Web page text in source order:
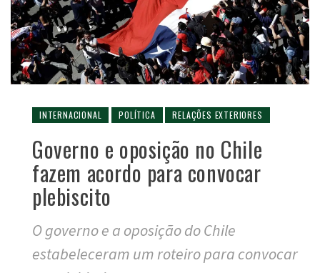
INTERNACIONAL POLÍTICA RELAÇÕES EXTERIORES
Governo e oposição no Chile
fazem acordo para convocar
plebiscito
O governo e a oposição do Chile
estabeleceram um roteiro para convocar